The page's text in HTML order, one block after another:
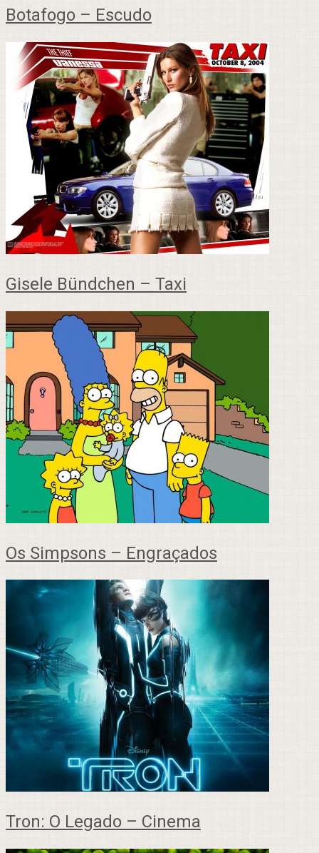
Botafogo – Escudo
Gisele Bündchen – Taxi
Os Simpsons – Engraçados
Tron: O Legado – Cinema